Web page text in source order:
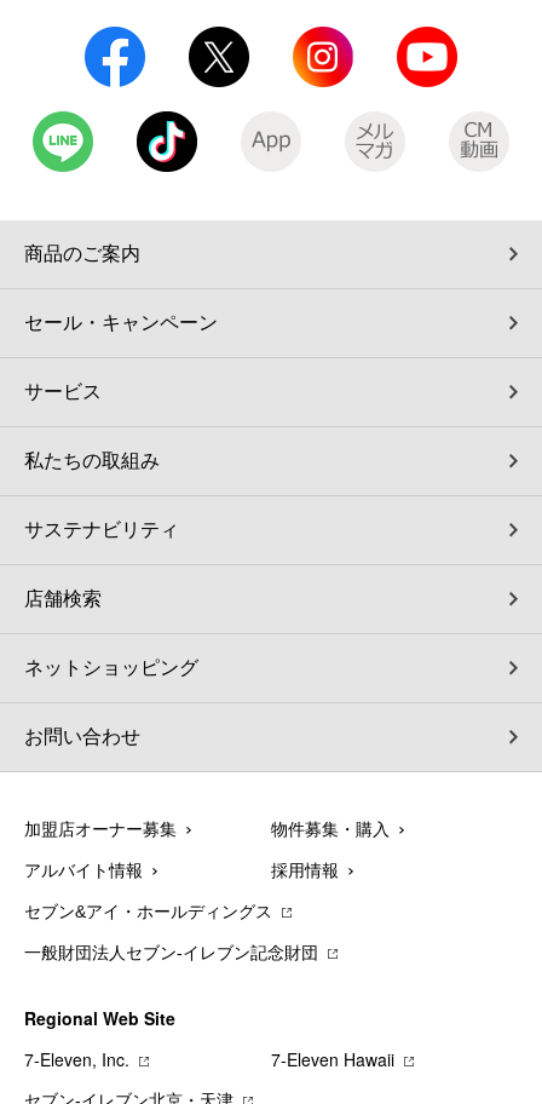
商品のご案内
セール・キャンペーン
サービス
私たちの取組み
サステナビリティ
店舗検索
ネットショッピング
お問い合わせ
加盟店オーナー募集 物件募集・購入
アルバイト情報 採用情報
セブン&アイ・ホールディングス
一般財団法人セブン-イレブン記念財団
Regional Web Site
7‐Eleven, Inc.
7‐Eleven Hawaii
セブン‐イレブン北京・天津